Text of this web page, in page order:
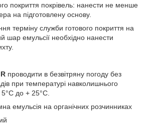
покриття покрівель: нанести не менше
на підготовлену основу.
терміну служби готового покриття на
шар емульсії необхідно нанести
R проводити в безвітряну погоду без
при температурі навколишнього
до + 25°С.
емульсія на органічних розчинниках